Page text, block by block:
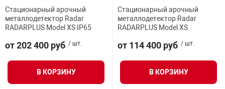
Стационарный арочный
металлодетектор Radar
RADARPLUS Model XS IP65
от 202 400 руб / шт.
В КОРЗИНУ
Стационарный арочный
металлодетектор Radar
RADARPLUS Model XS
от 114 400 руб / шт.
В КОРЗИНУ